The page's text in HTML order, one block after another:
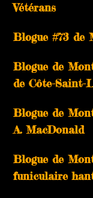
Vétérans
Blogue #73 de
Blogue de
de Côte-Saint-
Blogue de
A. MacDonald
Blogue de
funiculaire